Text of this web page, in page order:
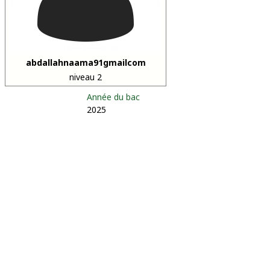
abdallahnaama91gmailcom
niveau 2
Année du bac
2025